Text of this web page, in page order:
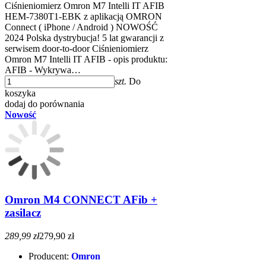
Ciśnieniomierz Omron M7 Intelli IT AFIB
HEM-7380T1-EBK z aplikacją OMRON
Connect ( iPhone / Android ) NOWOŚĆ
2024 Polska dystrybucja! 5 lat gwarancji z
serwisem door-to-door Ciśnieniomierz
Omron M7 Intelli IT AFIB - opis produktu:
AFIB - Wykrywa…
szt. Do
koszyka
dodaj do porównania
Nowość
Omron M4 CONNECT AFib +
zasilacz
289,99 zł279,90 zł
Producent: Omron